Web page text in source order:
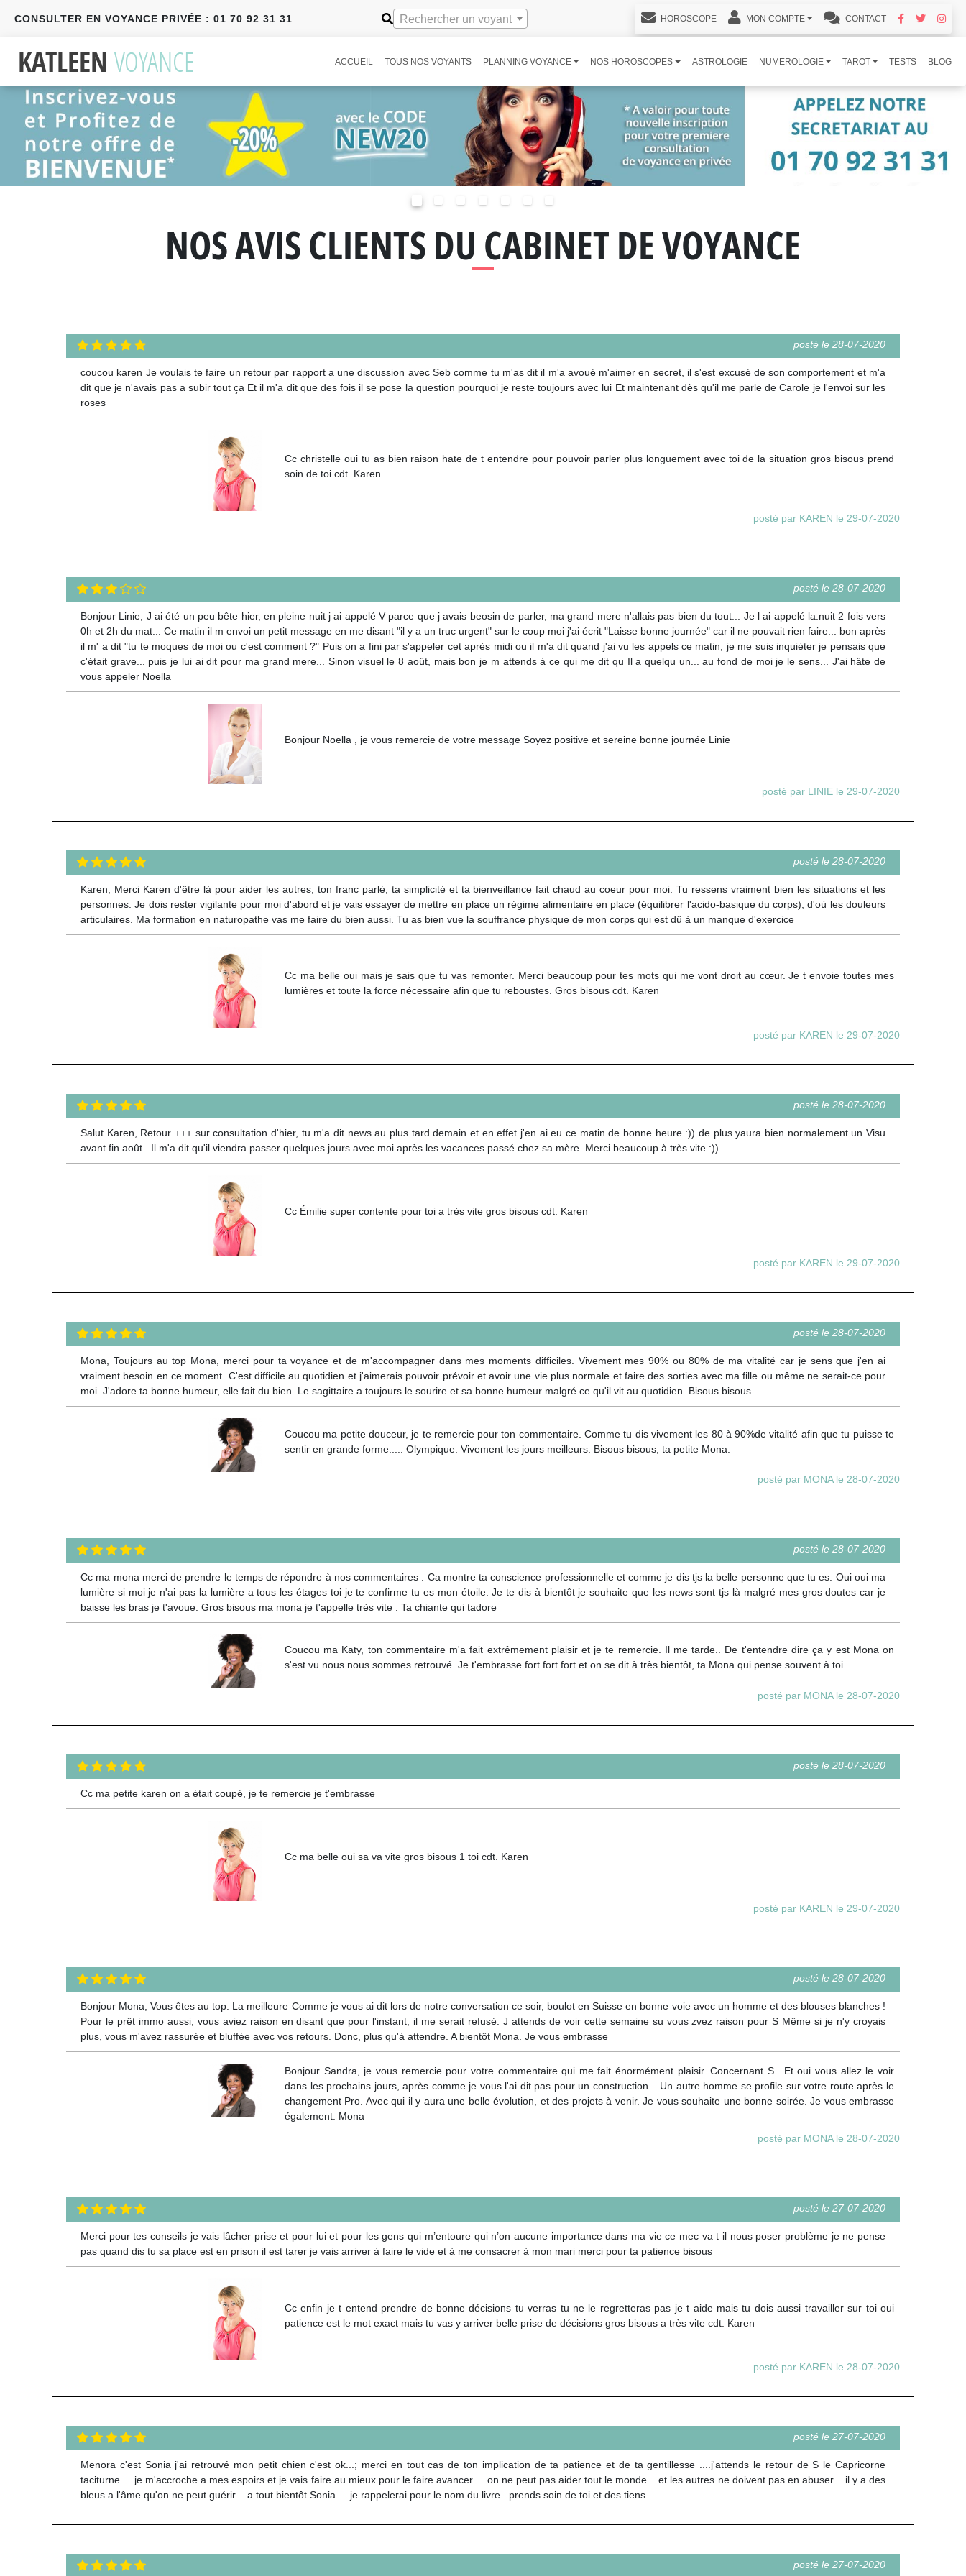
CONSULTER EN VOYANCE PRIVÉE : 01 70 92 31 31 Rechercher un voyant HOROSCOPE MON COMPTE CONTACT
ACCUEIL TOUS NOS VOYANTS PLANNING VOYANCE NOS HOROSCOPES ASTROLOGIE NUMEROLOGIE TAROT TESTS BLOG
NOS AVIS CLIENTS DU CABINET DE VOYANCE
posté le 28-07-2020
coucou karen Je voulais te faire un retour par rapport a une discussion avec Seb comme tu m'as dit il m'a avoué m'aimer en secret, il s'est excusé de son comportement et m'a
dit que je n'avais pas a subir tout ça Et il m'a dit que des fois il se pose la question pourquoi je reste toujours avec lui Et maintenant dès qu'il me parle de Carole je l'envoi sur les
roses
Cc christelle oui tu as bien raison hate de t entendre pour pouvoir parler plus longuement avec toi de la situation gros bisous prend
soin de toi cdt. Karen
posté par KAREN le 29-07-2020
posté le 28-07-2020
Bonjour Linie, J ai été un peu bête hier, en pleine nuit j ai appelé V parce que j avais beosin de parler, ma grand mere n'allais pas bien du tout... Je l ai appelé la.nuit 2 fois vers
0h et 2h du mat... Ce matin il m envoi un petit message en me disant "il y a un truc urgent" sur le coup moi j'ai écrit "Laisse bonne journée" car il ne pouvait rien faire... bon après
il m' a dit "tu te moques de moi ou c'est comment ?" Puis on a fini par s'appeler cet après midi ou il m'a dit quand j'ai vu les appels ce matin, je me suis inquièter je pensais que
c'était grave... puis je lui ai dit pour ma grand mere... Sinon visuel le 8 août, mais bon je m attends à ce qui me dit qu Il a quelqu un... au fond de moi je le sens... J'ai hâte de
vous appeler Noella
Bonjour Noella , je vous remercie de votre message Soyez positive et sereine bonne journée Linie
posté par LINIE le 29-07-2020
posté le 28-07-2020
Karen, Merci Karen d'être là pour aider les autres, ton franc parlé, ta simplicité et ta bienveillance fait chaud au coeur pour moi. Tu ressens vraiment bien les situations et les
personnes. Je dois rester vigilante pour moi d'abord et je vais essayer de mettre en place un régime alimentaire en place (équilibrer l'acido-basique du corps), d'où les douleurs
articulaires. Ma formation en naturopathe vas me faire du bien aussi. Tu as bien vue la souffrance physique de mon corps qui est dû à un manque d'exercice
Cc ma belle oui mais je sais que tu vas remonter. Merci beaucoup pour tes mots qui me vont droit au cœur. Je t envoie toutes mes
lumières et toute la force nécessaire afin que tu reboustes. Gros bisous cdt. Karen
posté par KAREN le 29-07-2020
posté le 28-07-2020
Salut Karen, Retour +++ sur consultation d'hier, tu m'a dit news au plus tard demain et en effet j'en ai eu ce matin de bonne heure :)) de plus yaura bien normalement un Visu
avant fin août.. Il m'a dit qu'il viendra passer quelques jours avec moi après les vacances passé chez sa mère. Merci beaucoup à très vite :))
Cc Émilie super contente pour toi a très vite gros bisous cdt. Karen
posté par KAREN le 29-07-2020
posté le 28-07-2020
Mona, Toujours au top Mona, merci pour ta voyance et de m'accompagner dans mes moments difficiles. Vivement mes 90% ou 80% de ma vitalité car je sens que j'en ai
vraiment besoin en ce moment. C'est difficile au quotidien et j'aimerais pouvoir prévoir et avoir une vie plus normale et faire des sorties avec ma fille ou même ne serait-ce pour
moi. J'adore ta bonne humeur, elle fait du bien. Le sagittaire a toujours le sourire et sa bonne humeur malgré ce qu'il vit au quotidien. Bisous bisous
Coucou ma petite douceur, je te remercie pour ton commentaire. Comme tu dis vivement les 80 à 90%de vitalité afin que tu puisse te
sentir en grande forme..... Olympique. Vivement les jours meilleurs. Bisous bisous, ta petite Mona.
posté par MONA le 28-07-2020
posté le 28-07-2020
Cc ma mona merci de prendre le temps de répondre à nos commentaires . Ca montre ta conscience professionnelle et comme je dis tjs la belle personne que tu es. Oui oui ma
lumière si moi je n'ai pas la lumière a tous les étages toi je te confirme tu es mon étoile. Je te dis à bientôt je souhaite que les news sont tjs là malgré mes gros doutes car je
baisse les bras je t'avoue. Gros bisous ma mona je t'appelle très vite . Ta chiante qui tadore
Coucou ma Katy, ton commentaire m'a fait extrêmement plaisir et je te remercie. Il me tarde.. De t'entendre dire ça y est Mona on
s'est vu nous nous sommes retrouvé. Je t'embrasse fort fort fort et on se dit à très bientôt, ta Mona qui pense souvent à toi.
posté par MONA le 28-07-2020
posté le 28-07-2020
Cc ma petite karen on a était coupé, je te remercie je t'embrasse
Cc ma belle oui sa va vite gros bisous 1 toi cdt. Karen
posté par KAREN le 29-07-2020
posté le 28-07-2020
Bonjour Mona, Vous êtes au top. La meilleure Comme je vous ai dit lors de notre conversation ce soir, boulot en Suisse en bonne voie avec un homme et des blouses blanches !
Pour le prêt immo aussi, vous aviez raison en disant que pour l'instant, il me serait refusé. J attends de voir cette semaine su vous zvez raison pour S Même si je n'y croyais
plus, vous m'avez rassurée et bluffée avec vos retours. Donc, plus qu'à attendre. A bientôt Mona. Je vous embrasse
Bonjour Sandra, je vous remercie pour votre commentaire qui me fait énormément plaisir. Concernant S.. Et oui vous allez le voir
dans les prochains jours, après comme je vous l'ai dit pas pour un construction... Un autre homme se profile sur votre route après le
changement Pro. Avec qui il y aura une belle évolution, et des projets à venir. Je vous souhaite une bonne soirée. Je vous embrasse
également. Mona
posté par MONA le 28-07-2020
posté le 27-07-2020
Merci pour tes conseils je vais lâcher prise et pour lui et pour les gens qui m’entoure qui n’on aucune importance dans ma vie ce mec va t il nous poser problème je ne pense
pas quand dis tu sa place est en prison il est tarer je vais arriver à faire le vide et à me consacrer à mon mari merci pour ta patience bisous
Cc enfin je t entend prendre de bonne décisions tu verras tu ne le regretteras pas je t aide mais tu dois aussi travailler sur toi oui
patience est le mot exact mais tu vas y arriver belle prise de décisions gros bisous a très vite cdt. Karen
posté par KAREN le 28-07-2020
posté le 27-07-2020
Menora c'est Sonia j'ai retrouvé mon petit chien c'est ok...; merci en tout cas de ton implication de ta patience et de ta gentillesse ....j'attends le retour de S le Capricorne
taciturne ....je m'accroche a mes espoirs et je vais faire au mieux pour le faire avancer ....on ne peut pas aider tout le monde ...et les autres ne doivent pas en abuser ...il y a des
bleus a l'âme qu'on ne peut guérir ...a tout bientôt Sonia ....je rappelerai pour le nom du livre . prends soin de toi et des tiens
posté le 27-07-2020